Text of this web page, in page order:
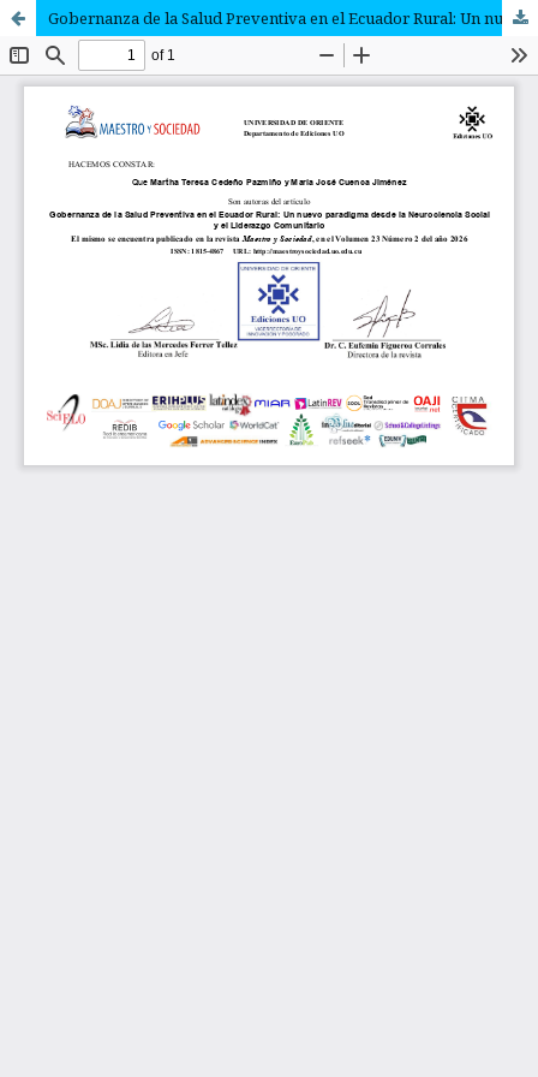
Gobernanza de la Salud Preventiva en el Ecuador Rural: Un nuevo paradigma desde la Neurociencia Social y el Liderazgo Comunitario